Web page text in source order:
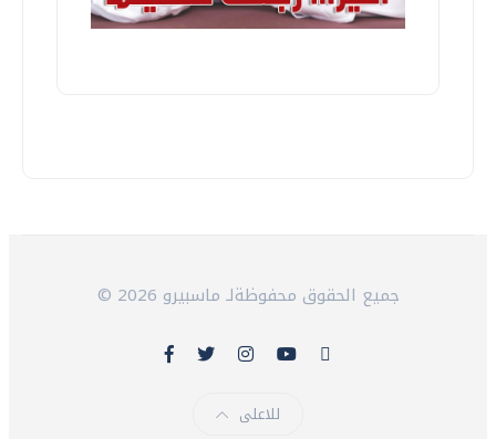
© 2026 جميع الحقوق محفوظةلـ ماسبيرو
للاعلى